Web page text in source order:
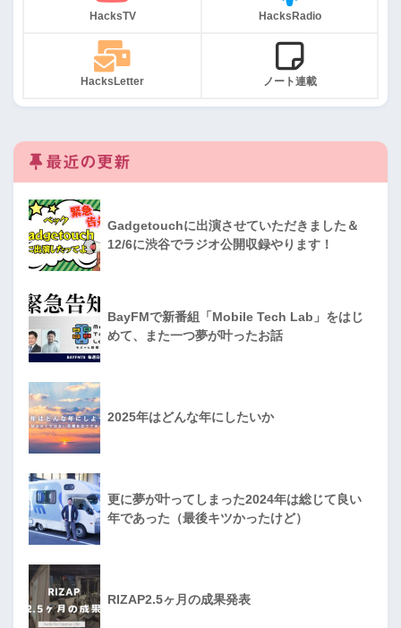
HacksTV HacksRadio
HacksLetter ノート連載
最近の更新
Gadgetouchに出演させていただきました＆
12/6に渋谷でラジオ公開収録やります！
BayFMで新番組「Mobile Tech Lab」をはじ
めて、また一つ夢が叶ったお話
2025年はどんな年にしたいか
更に夢が叶ってしまった2024年は総じて良い
年であった（最後キツかったけど）
RIZAP2.5ヶ月の成果発表